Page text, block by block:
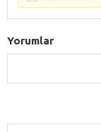
Yorumlar